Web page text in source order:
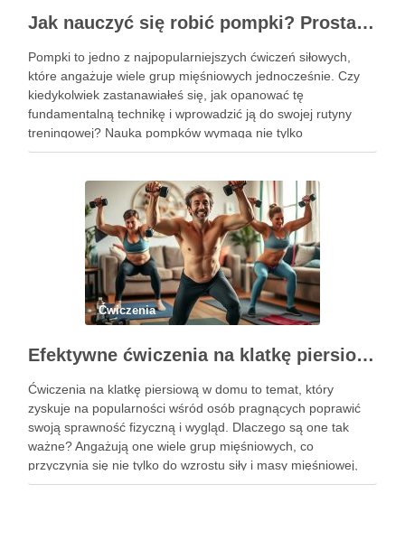
Jak nauczyć się robić pompki? Prosta technika dla początkujących
Pompki to jedno z najpopularniejszych ćwiczeń siłowych,
które angażuje wiele grup mięśniowych jednocześnie. Czy
kiedykolwiek zastanawiałeś się, jak opanować tę
fundamentalną technikę i wprowadzić ją do swojej rutyny
treningowej? Nauka pompków wymaga nie tylko
determinacji, ale także zrozumienia poprawnej formy i
Ćwiczenia
Efektywne ćwiczenia na klatkę piersiową w domu – przewodnik po treningu
Ćwiczenia na klatkę piersiową w domu to temat, który
zyskuje na popularności wśród osób pragnących poprawić
swoją sprawność fizyczną i wygląd. Dlaczego są one tak
ważne? Angażują one wiele grup mięśniowych, co
przyczynia się nie tylko do wzrostu siły i masy mięśniowej,
ale także do poprawy postawy ciała oraz wydolności …